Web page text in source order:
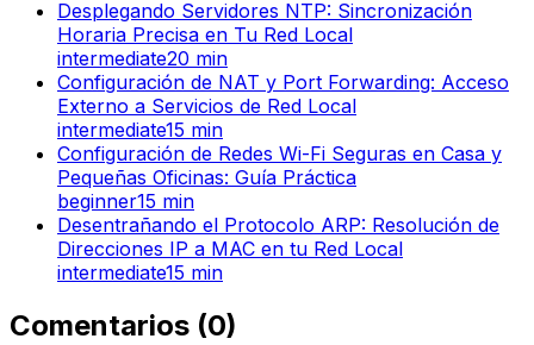
Desplegando Servidores NTP: Sincronización
Horaria Precisa en Tu Red Local
intermediate20 min
Configuración de NAT y Port Forwarding: Acceso
Externo a Servicios de Red Local
intermediate15 min
Configuración de Redes Wi-Fi Seguras en Casa y
Pequeñas Oficinas: Guía Práctica
beginner15 min
Desentrañando el Protocolo ARP: Resolución de
Direcciones IP a MAC en tu Red Local
intermediate15 min
Comentarios (0)